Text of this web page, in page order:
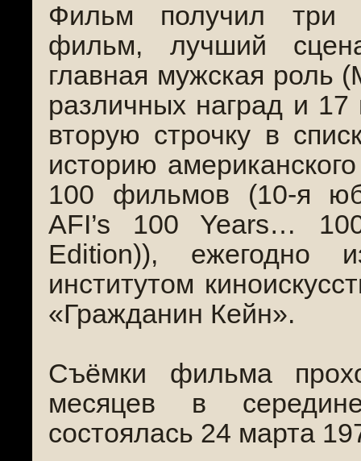
Фильм получил три
фильм, лучший
главная мужская
различных наград и
вторую строчку в
историю
100 фильмов (10-я
AFI’s 100 Years…
Edition)), ежегодно
институтом
«Гражданин Кейн».
Съёмки фильма
месяцев в
состоялась 24 марта